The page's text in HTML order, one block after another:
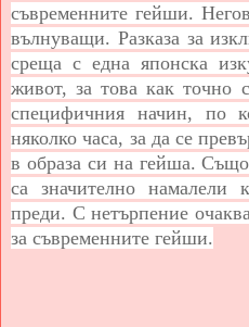
съвременните гейши.
вълнуващи. Разказа за
среща с една японска
живот, за това как точно
специфичния начин, по
няколко часа, за да се
в образа си на гейша.
са значително намалели
преди. С нетърпение
за съвременните гейши.